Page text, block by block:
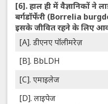
[6].हाल ही में वैज्ञानिकों ने
बर्गडॉर्फेरी (Borrelia
इसके जीवित रहने के लिए
[A]. डीएनए पॉलीमरेज़
[B]. BbLDH
[C]. एमाइलेज
[D]. लाइपेज